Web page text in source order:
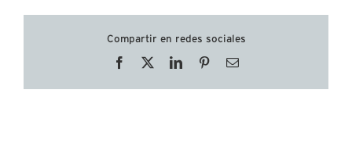
Compartir en redes sociales
Facebook LinkedInPinterestCorreo